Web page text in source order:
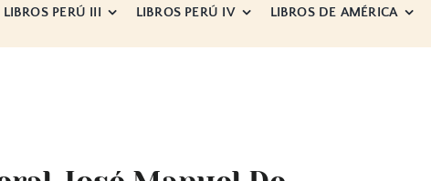
LIBROS PERÚ III LIBROS PERÚ IV LIBROS DE AMÉRICA